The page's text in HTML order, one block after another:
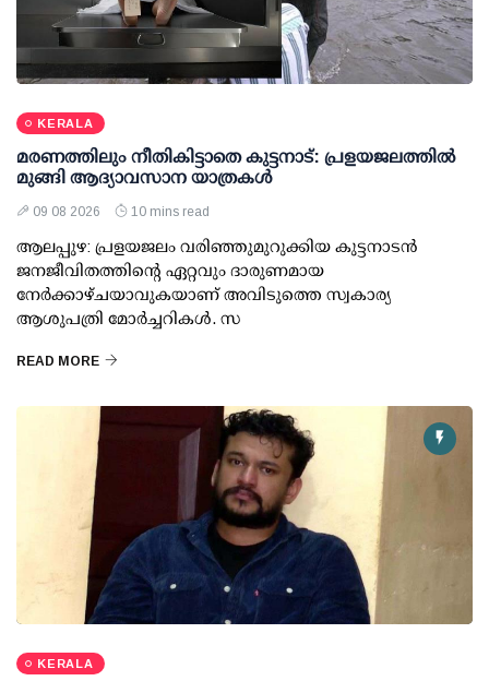
KERALA
മരണത്തിലും നീതികിട്ടാതെ കുട്ടനാട്: പ്രളയജലത്തില്‍
മുങ്ങി ആദ്യാവസാന യാത്രകള്‍
09 08 2026 10 mins read
ആലപ്പുഴ: പ്രളയജലം വരിഞ്ഞുമുറുക്കിയ കുട്ടനാടന്‍
ജനജീവിതത്തിന്റെ ഏറ്റവും ദാരുണമായ
നേര്‍ക്കാഴ്ചയാവുകയാണ് അവിടുത്തെ സ്വകാര്യ
ആശുപത്രി മോര്‍ച്ചറികള്‍. സ
READ MORE
KERALA